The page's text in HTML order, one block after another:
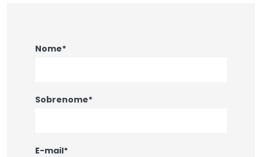
Nome*
Sobrenome*
E-mail*